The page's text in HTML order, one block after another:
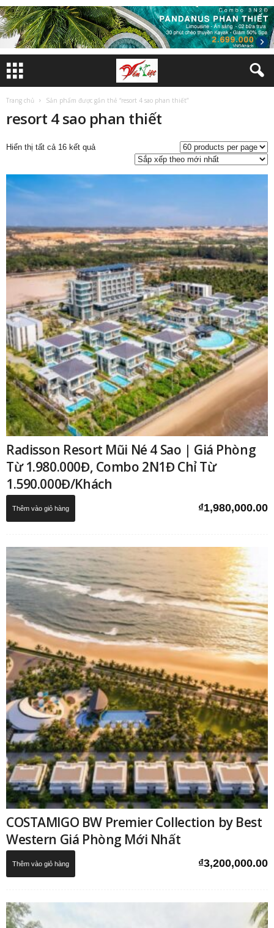
Trang chủ Sản phẩm được gắn thẻ “resort 4 sao phan thiết”
resort 4 sao phan thiết
Hiển thị tất cả 16 kết quảĐã
xếp
mới
Radisson Resort Mũi Né 4 Sao | Giá Phòng
Từ 1.980.000Đ, Combo 2N1Đ Chỉ Từ
1.590.000Đ/Khách
₫1,980,000.00
Thêm vào giỏ hàng
COSTAMIGO BW Premier Collection by Best
Western Giá Phòng Mới Nhất
₫3,200,000.00
Thêm vào giỏ hàng